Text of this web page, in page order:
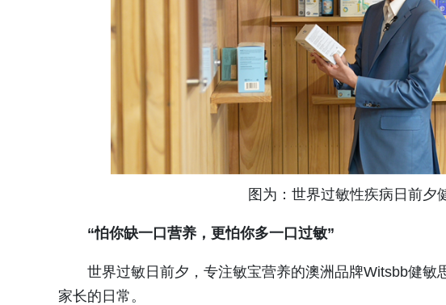
图为：世界过敏性疾病日前夕
“怕你缺一口营养，更怕你多一口过敏”
世界过敏日前夕，专注敏宝营养的澳洲品牌Witsbb健敏
家长的日常。